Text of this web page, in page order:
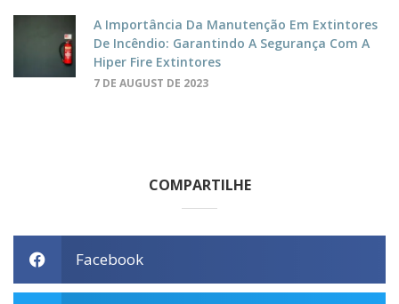
A Importância Da Manutenção Em Extintores
De Incêndio: Garantindo A Segurança Com A
Hiper Fire Extintores
7 DE AUGUST DE 2023
COMPARTILHE
Facebook